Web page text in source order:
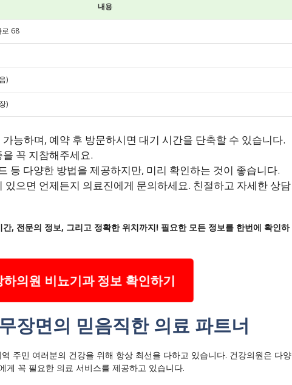
내용
로 68
)
)
능하며, 예약 후 방문하시면 대기 시간을 단축할 수 있습니다.
꼭 지참해주세요.
등 다양한 방법을 제공하지만, 미리 확인하는 것이 좋습니다.
있으면 언제든지 의료진에게 문의하세요. 친절하고 자세한 상담
, 전문의 정보, 그리고 정확한 위치까지! 필요한 모든 정보를 한번에 확인하
하의원 비뇨기과 정보 확인하기
장면의 믿음직한 의료 파트너
주민 여러분의 건강을 위해 항상 최선을 다하고 있습니다. 건강의원은 다양
게 꼭 필요한 의료 서비스를 제공하고 있습니다.